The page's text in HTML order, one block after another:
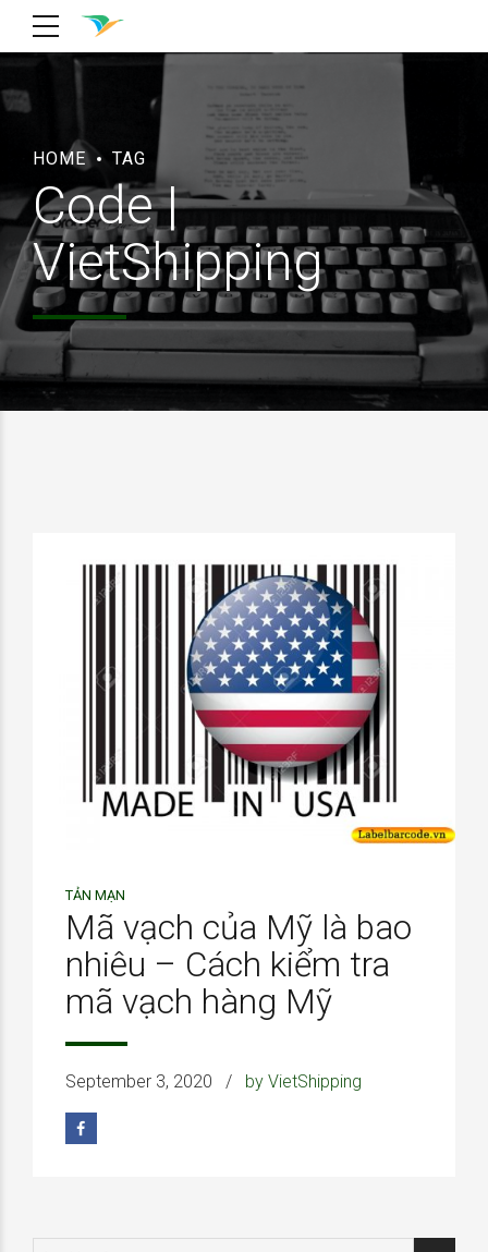
HOME TAG
Code |
VietShipping
TẢN MẠN
Mã vạch của Mỹ là bao
nhiêu – Cách kiểm tra
mã vạch hàng Mỹ
September 3, 2020 by VietShipping